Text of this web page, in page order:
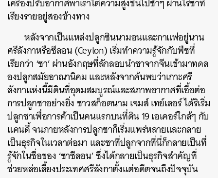
เครื่องปรับอากาศพาเราไต่ความสูงขึ้นไปช้าๆ ผ่านไร่ชาที่
เรียงรายอยู่สองข้างทาง
หลังจากเป็นแหล่งปลูกซินนามอนและกาแฟอยู่นาน
ศรีลังกาหรือซีลอน (Ceylon) เริ่มทำความรู้จักกับพืชที่
เรียกว่า ‘ชา’ ผ่านอังกฤษที่ลักลอบนำชาจากจีนเข้ามาทดล
องปลูกสมัยอาณานิคม และหลังจากค้นพบว่าเกาะศรี
ลังกาแห่งนี้มีดินที่อุดมสมบูรณ์และสภาพอากาศที่เอื้อต่อ
การปลูกชาอย่างยิ่ง ชาวสก็อตนาม เจมส์ เทย์เลอร์ ได้ริเริ่ม
ปลูกชาเพื่อการค้าเป็นคนแรกบนที่ดิน 19 เอเคอร์ใกล้ๆ กับ
แคนดี้ จนภายหลังการปลูกชาก็เริ่มแพร่หลายและกลาย
เป็นธุรกิจในเวลาต่อมา และชาที่ปลูกจากที่นี่ก็กลายเป็นที่
รู้จักในชื่อของ ‘ชาซีลอน’ ซึ่งได้กลายเป็นธุรกิจสำคัญที่
ช่วยหล่อเลี้ยงประเทศศรีลังกาตั้งแต่อดีตจนถึงปัจจุบัน